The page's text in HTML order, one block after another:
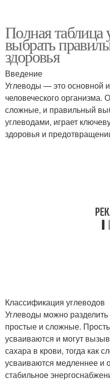
Углеводы для контроля
Полная таблица
выбрать
здоровья
Введение
Углеводы — это основной
человеческого организма.
сложные, и правильный
углеводами, играет
здоровья и
Классификация углеводов
Углеводы можно
простые и сложные.
усваиваются и могут
сахара в крови, тогда как
усваиваются медленнее и
стабильное